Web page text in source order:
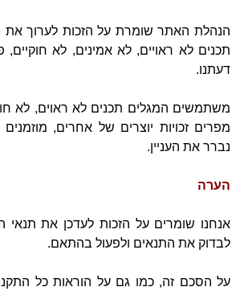
הנהלת האתר שומרת על הזכות לערוך את
תכנים לא ראויים, לא אמינים, לא חוקיים,
דעתנו.
משתמשים המגלים תכנים לא ראוים, לא
מפרים זכויות יוצרים של אחרים, מוזמנים
נברר את העניין.
הערה
אנחנו שומרים על הזכות לעדכן את תנאי
לבדוק את התנאים ולפעול בהתאם.
על הסכם זה, כמו גם על הוראות כל